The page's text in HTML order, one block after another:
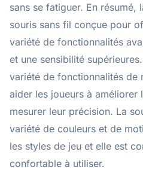
sans se fatiguer. En résumé,
souris sans fil conçue pour
variété de fonctionnalités
et une sensibilité
variété de fonctionnalités de
aider les joueurs à améliorer
mesurer leur précision. La
variété de couleurs et de
les styles de jeu et elle est
confortable à utiliser.